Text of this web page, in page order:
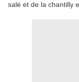
salé et de la chantilly